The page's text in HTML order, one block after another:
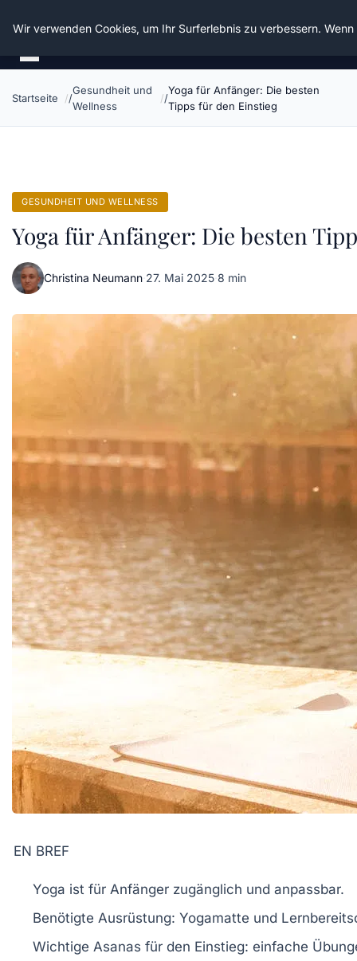
Die Schnitter
Startseite
Gesundheit und
Wellness
Yoga für Anfänger: Die besten
Tipps für den Einstieg
GESUNDHEIT UND WELLNESS
Yoga für Anfänger: Die besten
Christina Neumann·27. Mai 2025·8 min
EN BREF
Yoga ist für Anfänger zugänglich und anpassbar.
Benötigte Ausrüstung: Yogamatte und
Wichtige Asanas für den Einstieg: einfache
Wir verwenden Cookies, um Ihr Surferlebnis zu verbessern.